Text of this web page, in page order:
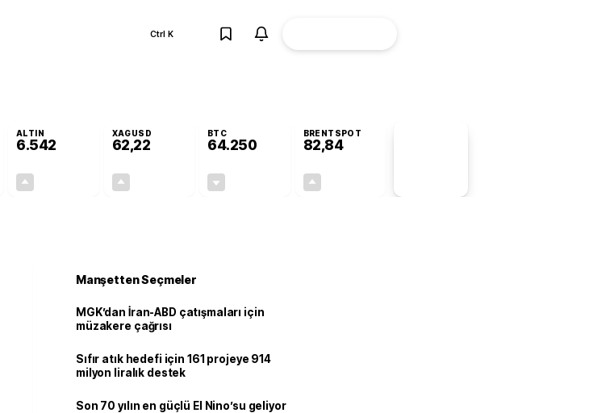
Ctrl K
ALTIN
6.542
XAGUSD
62,22
BTC
64.250
BRENTSPOT
82,84
Manşetten Seçmeler
MGK’dan İran-ABD çatışmaları için
müzakere çağrısı
Sıfır atık hedefi için 161 projeye 914
milyon liralık destek
Son 70 yılın en güçlü El Nino’su geliyor